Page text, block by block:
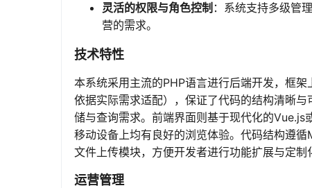
灵活的权限与角色控制 ：系统支持多级管
营的需求。
技术特性
本系统采用主流的PHP语言进行后端开发，框
依据实际需求适配），保证了代码的结构清晰
储与查询需求。前端界面则基于现代化的
移动设备上均有良好的浏览体验。代码结构遵
文件上传模块，方便开发者进行功能扩展与定
运营管理